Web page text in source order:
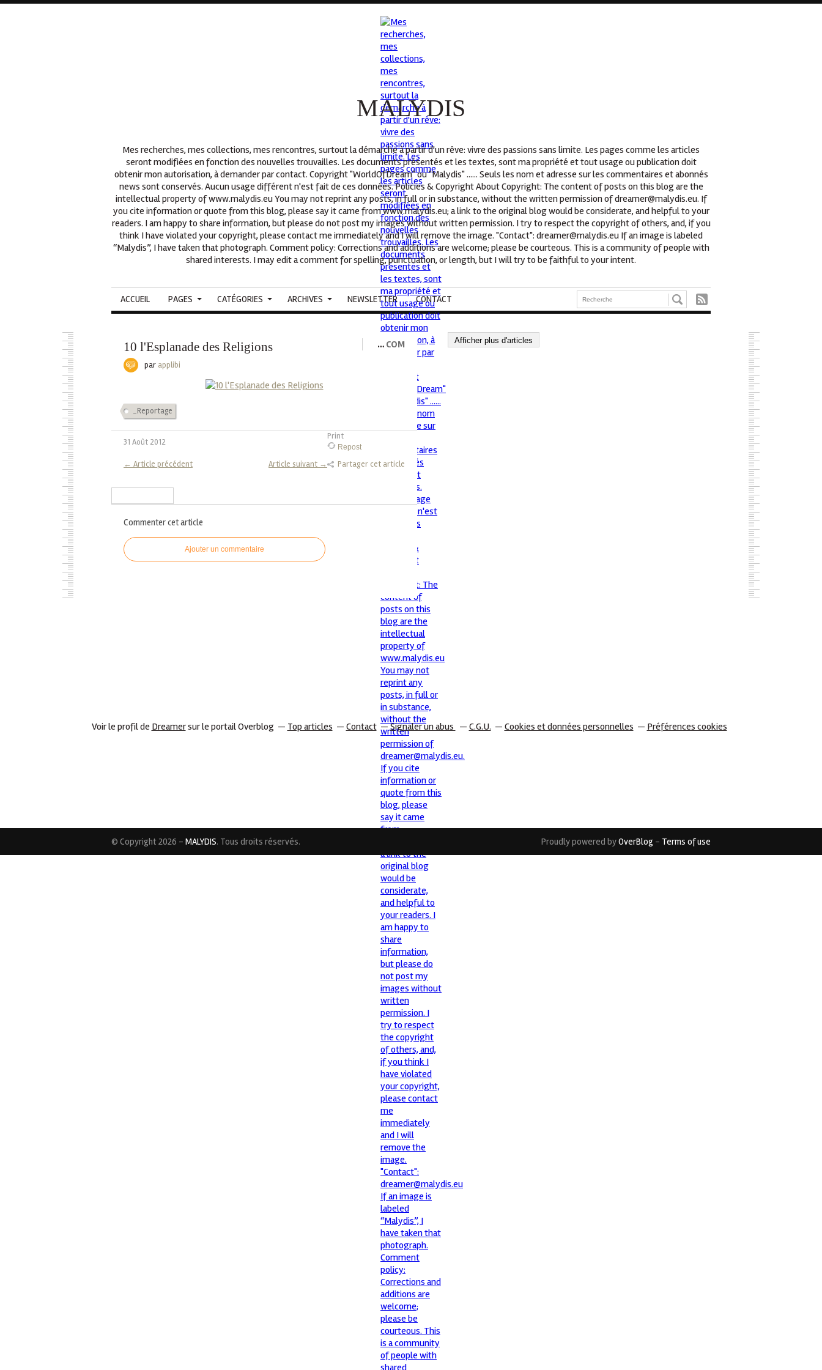
MALYDIS
Mes recherches, mes collections, mes rencontres, surtout la démarche à partir d'un rêve: vivre des passions sans limite. Les pages comme les articles
seront modifiées en fonction des nouvelles trouvailles. Les documents présentés et les textes, sont ma propriété et tout usage ou publication doit
obtenir mon autorisation, à demander par contact. Copyright "WorldOfDream" ou "Malydis" ...... Seuls les nom et adresse sur les commentaires et abonnés
news sont conservés. Aucun usage différent n'est fait de ces données. Policies & Copyright About Copyright: The content of posts on this blog are the
intellectual property of www.malydis.eu You may not reprint any posts, in full or in substance, without the written permission of dreamer@malydis.eu. If
you cite information or quote from this blog, please say it came from www.malydis.eu; a link to the original blog would be considerate, and helpful to your
readers. I am happy to share information, but please do not post my images without written permission. I try to respect the copyright of others, and, if you
think I have violated your copyright, please contact me immediately and I will remove the image. "Contact": dreamer@malydis.eu If an image is labeled
“Malydis”, I have taken that photograph. Comment policy: Corrections and additions are welcome; please be courteous. This is a community of people with
shared interests. I may edit a comment for spelling, punctuation, or length, but I will try to be faithful to your intent.
ACCUEIL PAGES CATÉGORIES ARCHIVES NEWSLETTER CONTACT
10 l'Esplanade des Religions … COM
par applibi
_Reportage
31 Août 2012
Print
Repost
Partager cet article
← Article précédent Article suivant →
Commenter cet article
Ajouter un commentaire
Afficher plus d'articles
© Copyright 2026 - MALYDIS. Tous droits réservés. Proudly powered byOverBlog - Terms of use
Voir le profil de Dreamersur le portail Overblog Top articles Contact Signaler un abus C.G.U. Cookies et données personnelles Préférences cookies